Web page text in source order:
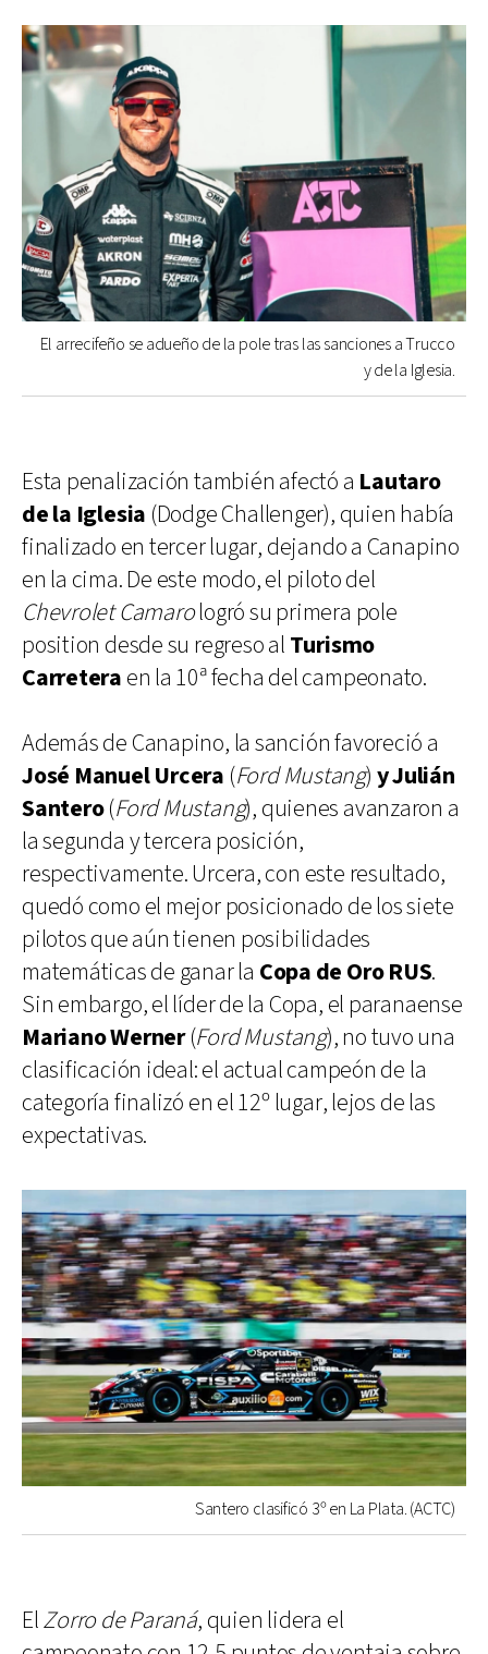
El arrecifeño se adueño de la pole tras las sanciones a Trucco
y de la Iglesia.
Esta penalización también afectó a Lautaro
de la Iglesia (Dodge Challenger), quien había
finalizado en tercer lugar, dejando a Canapino
en la cima. De este modo, el piloto del
Chevrolet Camarologró su primera pole
position desde su regreso al Turismo
Carretera en la 10ª fecha del campeonato.
Además de Canapino, la sanción favoreció a
José Manuel Urcera (Ford Mustang) y Julián
Santero(Ford Mustang), quienes avanzaron a
la segunda y tercera posición,
respectivamente. Urcera, con este resultado,
quedó como el mejor posicionado de los siete
pilotos que aún tienen posibilidades
matemáticas de ganar la Copa de Oro RUS.
Sin embargo, el líder de la Copa, el paranaense
Mariano Werner(Ford Mustang), no tuvo una
clasificación ideal: el actual campeón de la
categoría finalizó en el 12º lugar, lejos de las
expectativas.
Santero clasificó 3º en La Plata. (ACTC)
ElZorro de Paraná, quien lidera el